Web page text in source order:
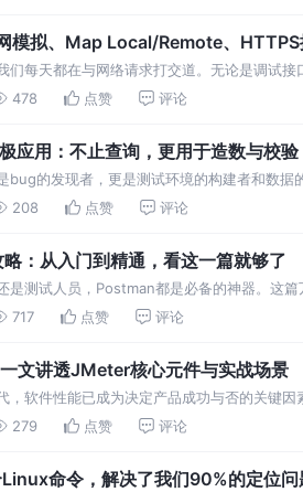
模拟、Map Local/Remote、HTTPS
们每天都在与网络请求打交道。无论是调试
包工具中，Charles无疑是最
478 点赞 评论
应用：不止查询，更用于造数与校验
bug的发现者，更是测试环境的构建者和数据
加坚实的保障。
208 点赞 评论
：从入门到精通，看这一篇就够了
是测试人员，Postman都是必备的神器。这
试的首选工具？ 在当今前后端分离的
717 点赞 评论
文讲透JMeter核心元件与实战场景
，软件性能已成为决定产品成功与否的关键
在这样的背景下，性能测试作为软件质量保障
279 点赞 评论
命令，解决了我们90%的定位问